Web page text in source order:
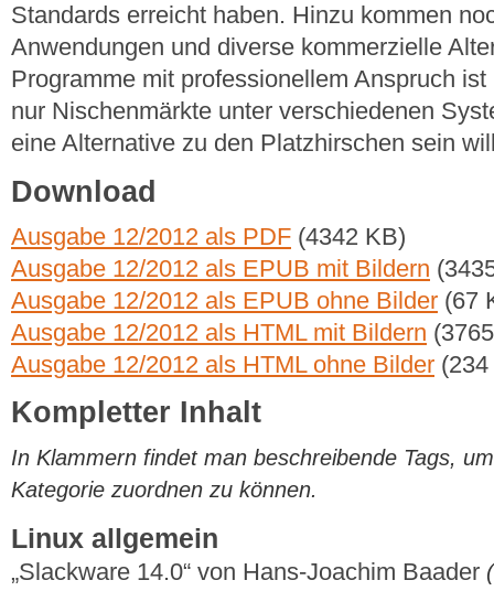
Standards erreicht haben. Hinzu kommen
Anwendungen und diverse kommerzielle
Programme mit professionellem Anspruch
nur Nischenmärkte unter verschiedenen
eine Alternative zu den Platzhirschen sein
Download
Ausgabe 12/2012 als PDF (4342 KB)
Ausgabe 12/2012 als EPUB mit Bildern
Ausgabe 12/2012 als EPUB ohne Bilder (67
Ausgabe 12/2012 als HTML mit Bildern
Ausgabe 12/2012 als HTML ohne Bilder
Kompletter Inhalt
In Klammern findet man beschreibende Tags,
Kategorie zuordnen zu können.
Linux allgemein
„Slackware 14.0“ von Hans-Joachim Baader